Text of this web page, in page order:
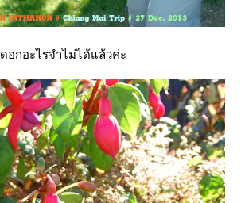
ดอกอะไรจำไม่ได้แล้วค่ะ